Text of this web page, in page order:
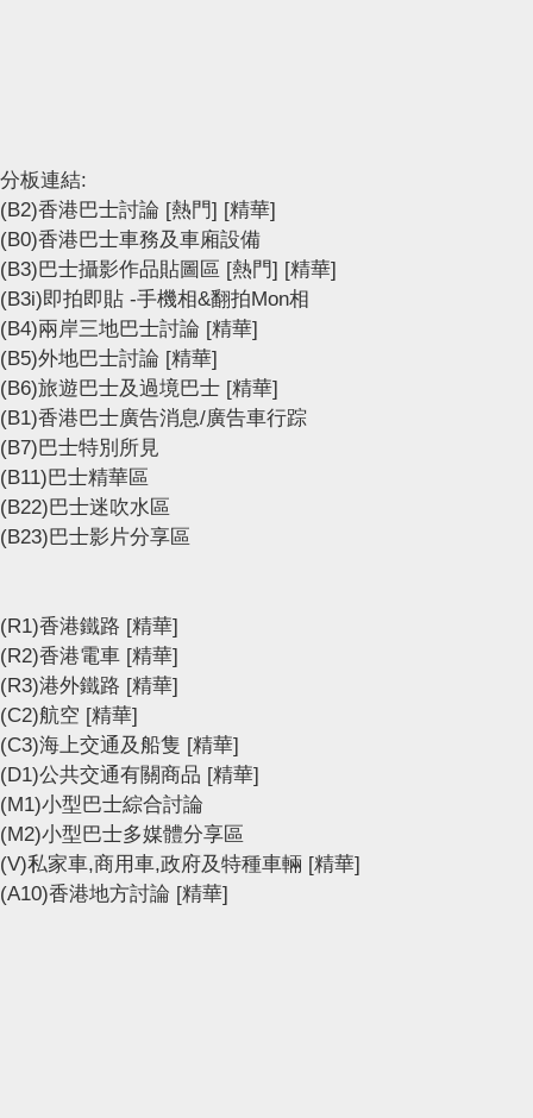
分板連結:
(B2)香港巴士討論 [熱門] [精華]
(B0)香港巴士車務及車廂設備
(B3)巴士攝影作品貼圖區 [熱門] [精華]
(B3i)即拍即貼 -手機相&翻拍Mon相
(B4)兩岸三地巴士討論 [精華]
(B5)外地巴士討論 [精華]
(B6)旅遊巴士及過境巴士 [精華]
(B1)香港巴士廣告消息/廣告車行踪
(B7)巴士特別所見
(B11)巴士精華區
(B22)巴士迷吹水區
(B23)巴士影片分享區
(R1)香港鐵路 [精華]
(R2)香港電車 [精華]
(R3)港外鐵路 [精華]
(C2)航空 [精華]
(C3)海上交通及船隻 [精華]
(D1)公共交通有關商品 [精華]
(M1)小型巴士綜合討論
(M2)小型巴士多媒體分享區
(V)私家車,商用車,政府及特種車輛 [精華]
(A10)香港地方討論 [精華]